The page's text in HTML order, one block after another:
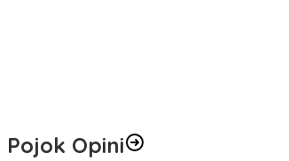
Pojok Opini